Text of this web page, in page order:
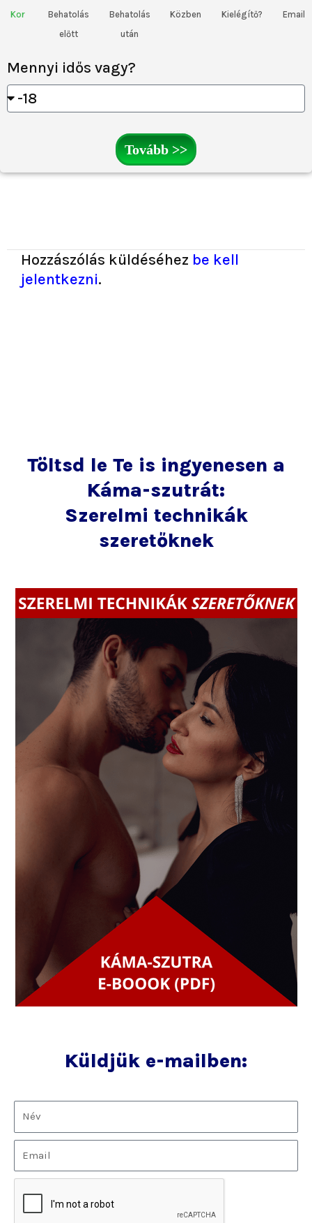
Kor
Behatolás
előtt
Behatolás
után
Közben Kielégítő? Email
Mennyi idős vagy?
Tovább >>
Hozzászólás küldéséhez be kell
jelentkezni.
Töltsd le Te is ingyenesen a
Káma-szutrát:
Szerelmi technikák
szeretőknek
Küldjük e-mailben: